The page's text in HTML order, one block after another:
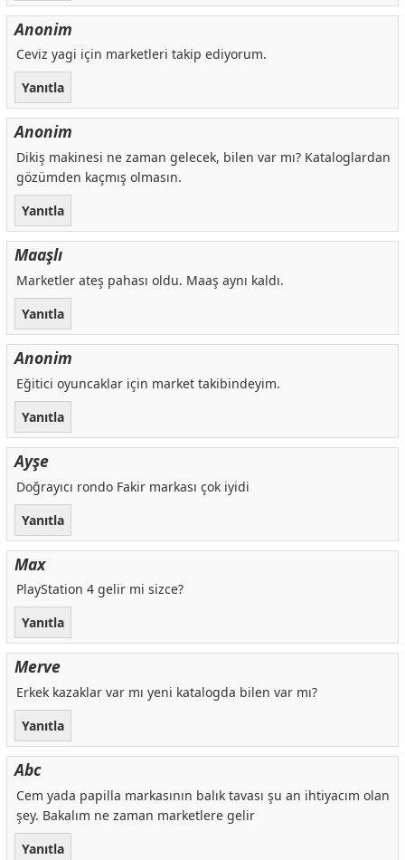
Anonim
Ceviz yagi için marketleri takip ediyorum.
Yanıtla
Anonim
Dikiş makinesi ne zaman gelecek, bilen var mı? Kataloglardan
gözümden kaçmış olmasın.
Yanıtla
Maaşlı
Marketler ateş pahası oldu. Maaş aynı kaldı.
Yanıtla
Anonim
Eğitici oyuncaklar için market takibindeyim.
Yanıtla
Ayşe
Doğrayıcı rondo Fakir markası çok iyidi
Yanıtla
Max
PlayStation 4 gelir mi sizce?
Yanıtla
Merve
Erkek kazaklar var mı yeni katalogda bilen var mı?
Yanıtla
Abc
Cem yada papilla markasının balık tavası şu an ihtiyacım olan
şey. Bakalım ne zaman marketlere gelir
Yanıtla